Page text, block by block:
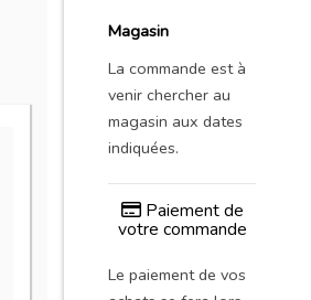
Magasin
La commande est à
venir chercher au
magasin aux dates
indiquées.
Paiement de
votre commande
Le paiement de vos